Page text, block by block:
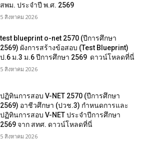
สพม. ประจำปี พ.ศ. 2569
5 สิงหาคม 2026
test blueprint o-net 2570 (ปีการศึกษา
2569) ผังการสร้างข้อสอบ (Test Blueprint)
ป.6 ม.3 ม.6 ปีการศึกษา 2569 ดาวน์โหลดที่นี่
5 สิงหาคม 2026
ปฏิทินการสอบ V-NET 2570 (ปีการศึกษา
2569) อาชีวศึกษา (ปวช.3) กำหนดการและ
ปฏิทินการสอบ V-NET ประจำปีการศึกษา
2569 จาก สทศ. ดาวน์โหลดที่นี่
5 สิงหาคม 2026